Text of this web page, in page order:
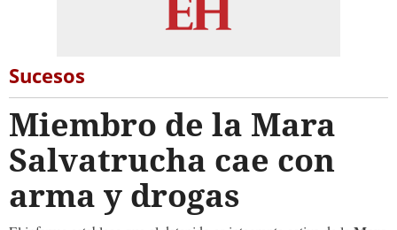
Sucesos
Miembro de la Mara
Salvatrucha cae con
arma y drogas